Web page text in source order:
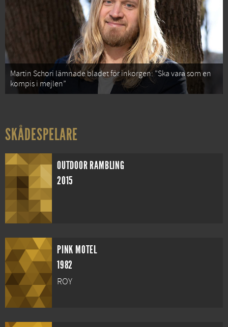
Martin Schori lämnade bladet för inkorgen: ”Ska vara som en
kompis i mejlen”
SKÅDESPELARE
OUTDOOR RAMBLING
2015
PINK MOTEL
1982
ROY